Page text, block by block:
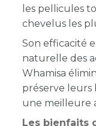
les pellicules
chevelus les
Son efficacité
naturelle des
Whamisa
préserve leurs
une meilleure
Les bienfaits